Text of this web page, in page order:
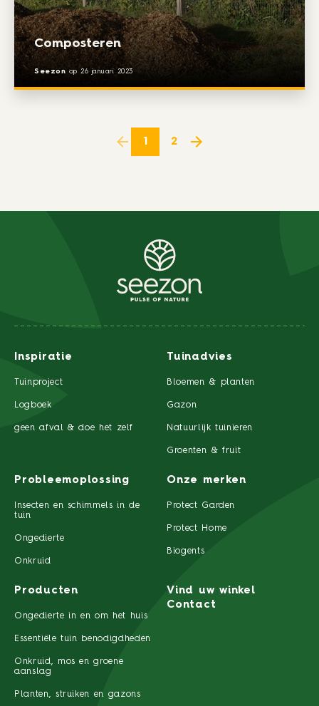
Composteren
Seezon op 26 januari 2023
1 2
Inspiratie
Tuinproject
Logboek
geen afval & doe het zelf
Tuinadvies
Bloemen & planten
Gazon
Natuurlijk tuinieren
Groenten & fruit
Probleemoplossing
Insecten en schimmels in de
tuin
Ongedierte
Onkruid
Onze merken
Protect Garden
Protect Home
Biogents
Producten
Ongedierte in en om het huis
Essentiële tuin benodigdheden
Onkruid, mos en groene
aanslag
Planten, struiken en gazons
Vind uw winkel
Contact